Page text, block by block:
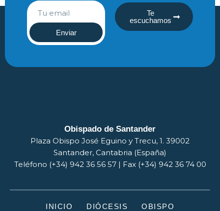
Enviar
Te
escuchamos
Obispado de Santander
Plaza Obispo José Eguino y Trecu, 1. 39002
Santander, Cantabria (España)
Teléfono (+34) 942 36 56 57 | Fax (+34) 942 36 74 00
INICIO DIÓCESIS OBISPO